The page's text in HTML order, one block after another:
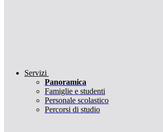
Servizi
Panoramica
Famiglie e studenti
Personale scolastico
Percorsi di studio